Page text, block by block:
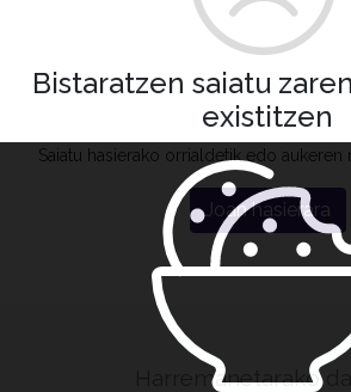
Bistaratzen saiatu
existitzen
Saiatu hasierako orrialdetik edo aukeren
Joan hasierara
Harremanetarako